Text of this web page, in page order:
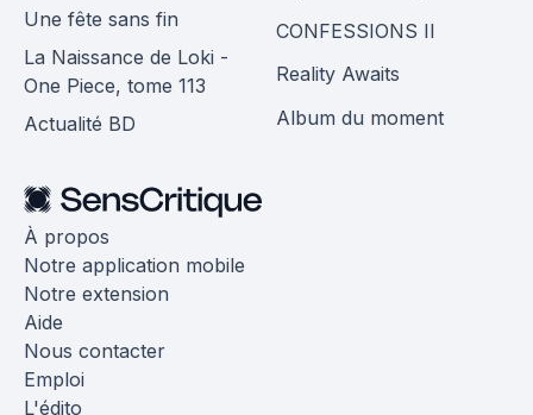
Une fête sans fin
La Naissance de Loki -
One Piece, tome 113
Actualité BD
CONFESSIONS II
Reality Awaits
Album du moment
À propos
Notre application mobile
Notre extension
Aide
Nous contacter
Emploi
L'édito